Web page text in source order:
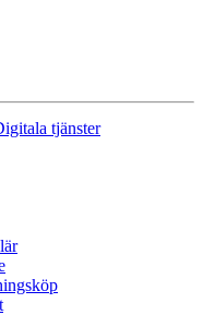
tjänster